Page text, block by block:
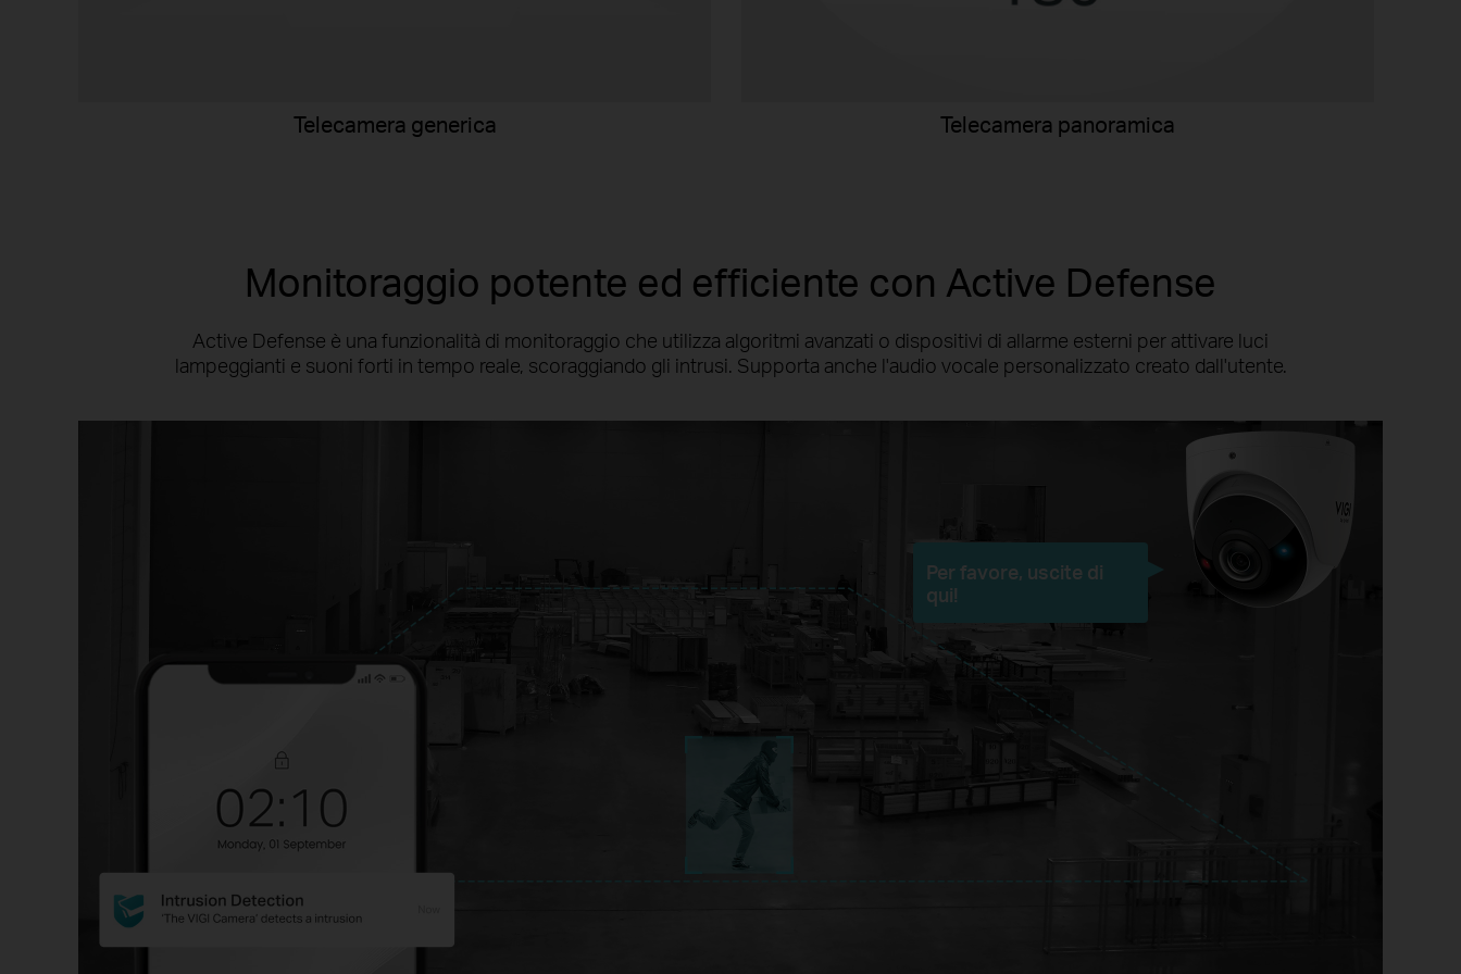
Telecamera generica Telecamera panoramica
Monitoraggio potente ed efficiente con Active Defense
Active Defense è una funzionalità di monitoraggio che utilizza algoritmi avanzati o dispositivi di allarme esterni per attivare luci
lampeggianti e suoni forti in tempo reale, scoraggiando gli intrusi. Supporta anche l'audio vocale personalizzato creato dall'utente.
Per favore, uscite di
qui!